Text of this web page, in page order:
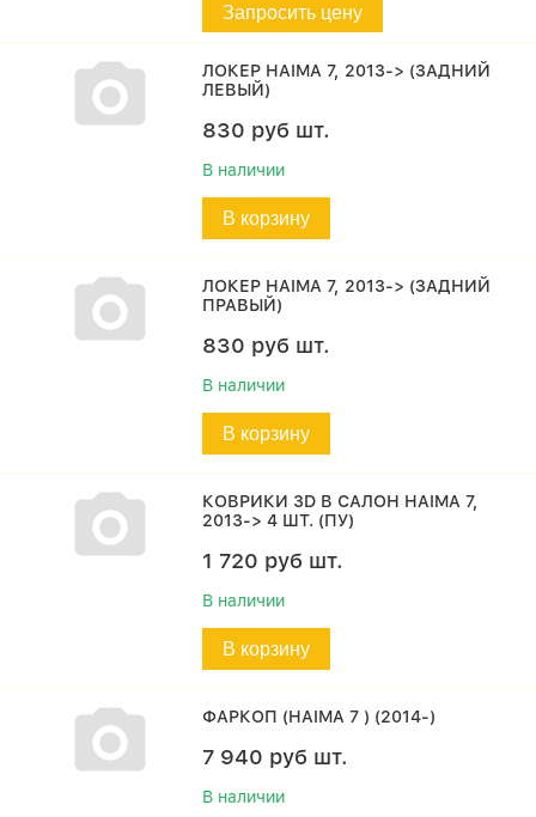
Запросить цену
ЛОКЕР HAIMA 7, 2013-> (ЗАДНИЙ
ЛЕВЫЙ)
830 руб шт.
В наличии
В корзину
ЛОКЕР HAIMA 7, 2013-> (ЗАДНИЙ
ПРАВЫЙ)
830 руб шт.
В наличии
В корзину
КОВРИКИ 3D В САЛОН HAIMA 7,
2013-> 4 ШТ. (ПУ)
1 720 руб шт.
В наличии
В корзину
ФАРКОП (HAIMA 7 ) (2014-)
7 940 руб шт.
В наличии